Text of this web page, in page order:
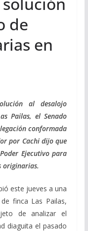
de
en
al desalojo
Pailas, el Senado
conformada
por Cachi dijo que
Ejecutivo para
originarias.
este jueves a una
finca Las Pailas,
de analizar el
diaguita el pasado